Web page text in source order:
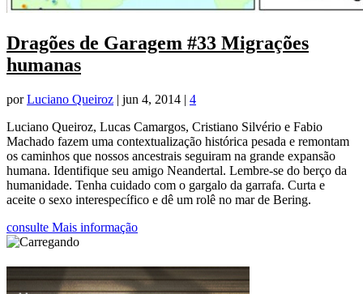
Dragões de Garagem #33 Migrações
humanas
porLuciano Queiroz | jun 4, 2014 | 4
Luciano Queiroz, Lucas Camargos, Cristiano Silvério e Fabio
Machado fazem uma contextualização histórica pesada e remontam
os caminhos que nossos ancestrais seguiram na grande expansão
humana. Identifique seu amigo Neandertal. Lembre-se do berço da
humanidade. Tenha cuidado com o gargalo da garrafa. Curta e
aceite o sexo interespecífico e dê um rolê no mar de Bering.
consulte Mais informação